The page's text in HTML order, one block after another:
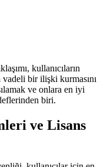
kullanıcıların
bir ilişki kurmasını
ve onlara en iyi
biri.
ve Lisans